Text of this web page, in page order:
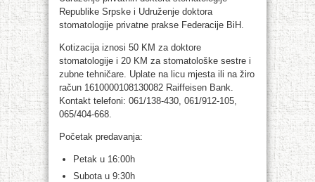
Republike Srpske i Udruženje doktora
stomatologije privatne prakse Federacije BiH.
Kotizacija iznosi 50 KM za doktore
stomatologije i 20 KM za stomatološke sestre i
zubne tehničare. Uplate na licu mjesta ili na žiro
račun 1610000108130082 Raiffeisen Bank.
Kontakt telefoni: 061/138-430, 061/912-105,
065/404-668.
Početak predavanja:
Petak u 16:00h
Subota u 9:30h